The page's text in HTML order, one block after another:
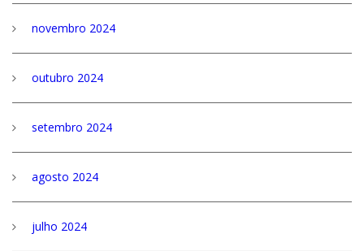
novembro 2024
outubro 2024
setembro 2024
agosto 2024
julho 2024